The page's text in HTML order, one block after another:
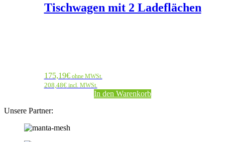
Tischwagen mit 2 Ladeflächen
175,19€ohne MWSt.
208,48€incl. MWSt.
In den Warenkorb
Unsere Partner: